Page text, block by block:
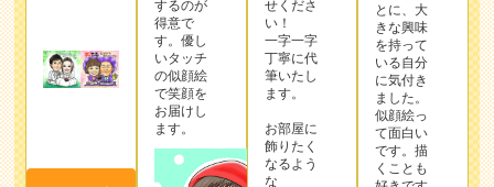
するのが
得意で
す。優し
いタッチ
の似顔絵
で笑顔を
お届けし
ます。
せくださ
い！
一字一字
丁寧に代
筆いたし
ます。
お部屋に
飾りたく
なるよう
な
とに、大
きな興味
を持って
いる自分
に気付き
ました。
似顔絵っ
て面白い
です。描
くことも